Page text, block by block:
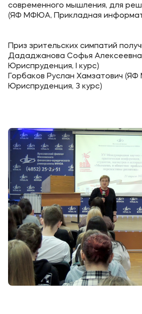
+7-968-593-08-28 - сотовый
Полезное
Об образовательной организации
Банковские реквизиты
Подобрать программу
современного мышления, для
(ЯФ МФЮА, Прикладная
Приз зрительских симпатий
Дададжанова Софья
Юриспруденция, I курс)
Горбаков Руслан Хамзатович
Юриспруденция, 3 курс)